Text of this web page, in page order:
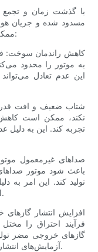
با گذشت زمان و تجمع
مسدود شده و جریان
ممکن است نشان‌دهنده‌ی گرفتگی فیلتر هوا باشند:
به موتور را محدود
این عدم تعادل
نکند، ممکن است
تجربه کند. این به
باعث شود موتور
تولید کند. این امر به
احتراق نامنظم در محفظه‌های سیلندر می‌شود.
فرآیند احتراق را
گازهای خروجی مضر
آزمایش‌های انتشار گازهای خروجی و آلودگی محیط زیست شود.